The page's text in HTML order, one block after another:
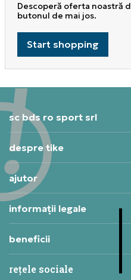
Descoperă oferta noastră
butonul de mai jos.
Start shopping
sc bds ro sport srl
despre tike
ajutor
informații legale
beneficii
rețele sociale